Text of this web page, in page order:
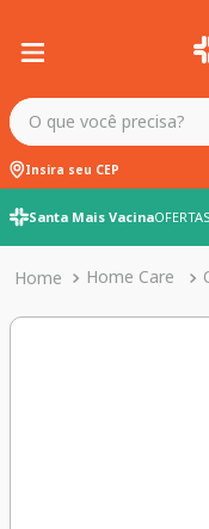
O que você precisa?
Insira seu CEP
Santa Mais VacinaOFERTAS
Home Care